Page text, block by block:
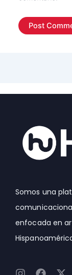
Somos una
enfocada en